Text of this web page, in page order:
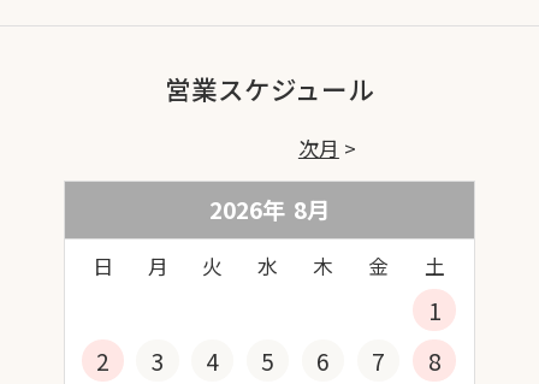
営業スケジュール
2026年 8月
日 月 火 水 木 金 土
1
2
3 4 5 6 7
8
次月